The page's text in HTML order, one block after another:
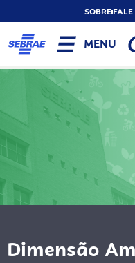
SOBREFALE
MENU
Dimensão